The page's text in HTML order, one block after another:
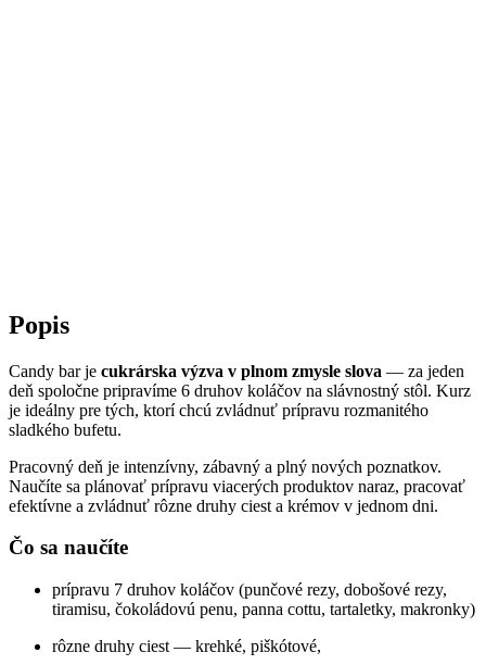
Popis
Candy bar je cukrárska výzva v plnom zmysle slova — za jeden
deň spoločne pripravíme 6 druhov koláčov na slávnostný stôl. Kurz
je ideálny pre tých, ktorí chcú zvládnuť prípravu rozmanitého
sladkého bufetu.
Pracovný deň je intenzívny, zábavný a plný nových poznatkov.
Naučíte sa plánovať prípravu viacerých produktov naraz, pracovať
efektívne a zvládnuť rôzne druhy ciest a krémov v jednom dni.
Čo sa naučíte
prípravu 7 druhov koláčov (punčové rezy, dobošové rezy,
tiramisu, čokoládovú penu, panna cottu, tartaletky, makronky)
rôzne druhy ciest — krehké, piškótové,